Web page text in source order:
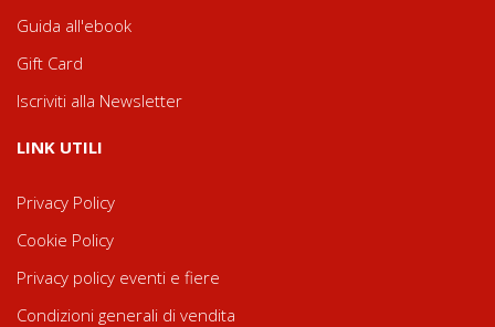
Guida all'ebook
Gift Card
Iscriviti alla Newsletter
LINK UTILI
Privacy Policy
Cookie Policy
Privacy policy eventi e fiere
Condizioni generali di vendita